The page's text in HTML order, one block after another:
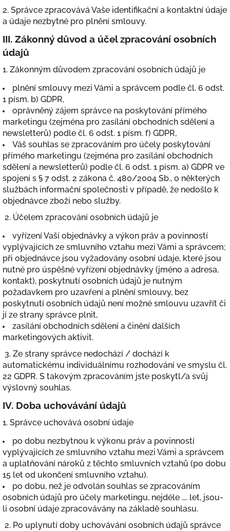
2. Správce zpracovává Vaše identifikační a kontaktní údaje
a údaje nezbytné pro plnění smlouvy.
III. Zákonný důvod a účel zpracování osobních
údajů
1. Zákonným důvodem zpracování osobních údajů je
plnění smlouvy mezi Vámi a správcem podle čl. 6 odst.
1 písm. b) GDPR,
oprávněný zájem správce na poskytování přímého
marketingu (zejména pro zasílání obchodních sdělení a
newsletterů) podle čl. 6 odst. 1 písm. f) GDPR,
Váš souhlas se zpracováním pro účely poskytování
přímého marketingu (zejména pro zasílání obchodních
sdělení a newsletterů) podle čl. 6 odst. 1 písm. a) GDPR ve
spojení s § 7 odst. 2 zákona č. 480/2004 Sb., o některých
službách informační společnosti v případě, že nedošlo k
objednávce zboží nebo služby.
2. Účelem zpracování osobních údajů je
vyřízení Vaší objednávky a výkon práv a povinností
vyplývajících ze smluvního vztahu mezi Vámi a správcem;
při objednávce jsou vyžadovány osobní údaje, které jsou
nutné pro úspěšné vyřízení objednávky (jméno a adresa,
kontakt), poskytnutí osobních údajů je nutným
požadavkem pro uzavření a plnění smlouvy, bez
poskytnutí osobních údajů není možné smlouvu uzavřít či
jí ze strany správce plnit,
zasílání obchodních sdělení a činění dalších
marketingových aktivit.
3. Ze strany správce nedochází / dochází k
automatickému individuálnímu rozhodování ve smyslu čl.
22 GDPR. S takovým zpracováním jste poskytl/a svůj
výslovný souhlas.
IV. Doba uchovávání údajů
1. Správce uchovává osobní údaje
po dobu nezbytnou k výkonu práv a povinností
vyplývajících ze smluvního vztahu mezi Vámi a správcem
a uplatňování nároků z těchto smluvních vztahů (po dobu
15 let od ukončení smluvního vztahu).
po dobu, než je odvolán souhlas se zpracováním
osobních údajů pro účely marketingu, nejdéle …. let, jsou-
li osobní údaje zpracovávány na základě souhlasu.
2. Po uplynutí doby uchovávání osobních údajů správce